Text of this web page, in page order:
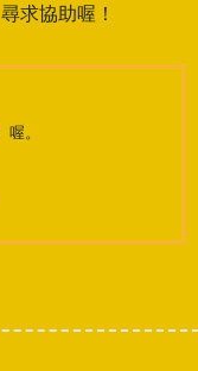
尋求協助喔！
喔。